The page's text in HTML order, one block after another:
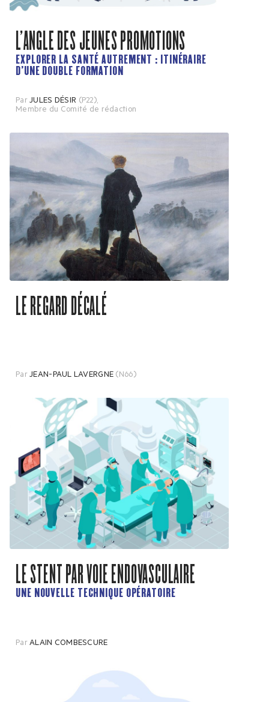
L'ANGLE DES JEUNES PROMOTIONS
EXPLORER LA SANTÉ AUTREMENT : ITINÉRAIRE
D’UNE DOUBLE FORMATION
ParJULES DÉSIR (P22),
Membre du Comité de rédaction
LE REGARD DÉCALÉ
ParJEAN-PAUL LAVERGNE (N66)
LE STENT PAR VOIE ENDOVASCULAIRE
UNE NOUVELLE TECHNIQUE OPÉRATOIRE
ParALAIN COMBESCURE